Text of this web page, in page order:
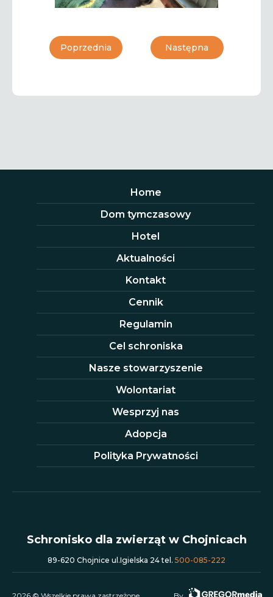
Poprzednia Następna
Home
Dom tymczasowy
Hotel
Aktualności
Kontakt
Cennik
Regulamin
Cel schroniska
Nasze stowarzyszenie
Wolontariat
Wesprzyj nas
Adopcja
Polityka Prywatności
Schronisko dla zwierząt w Chojnicach
89-620 Chojnice ul.Igielska 24 tel. 500-085-222